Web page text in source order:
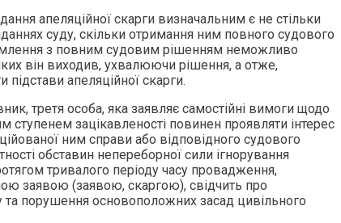
апеляційної скарги визначальним є не стільки
суду, скільки отримання ним повного судового
з повним судовим рішенням неможливо
він виходив, ухвалюючи рішення, а отже,
апеляційної скарги.
третя особа, яка заявляє самостійні вимоги щодо
ступенем зацікавленості повинен проявляти інтерес
ним справи або відповідного судового
обставин непереборної сили ігнорування
тривалого періоду часу провадження,
заявою (заявою, скаргою), свідчить про
та порушення основоположних засад цивільного